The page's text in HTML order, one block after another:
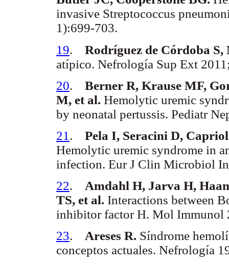
invasive Streptococcus
1):699-703.
19. Rodríguez de Córdoba S,
atípico. Nefrología Sup Ext
20. Berner R, Krause MF,
M, et al. Hemolytic uremic
by neonatal pertussis. Pediatr
21 . Pela I, Seracini D,
Hemolytic uremic syndrome in
infection. Eur J Clin Microbiol
22. Amdahl H, Jarva H,
TS, et al. Interactions between
inhibitor factor H. Mol Immunol
23. Areses R. Síndrome
conceptos actuales. Nefrología